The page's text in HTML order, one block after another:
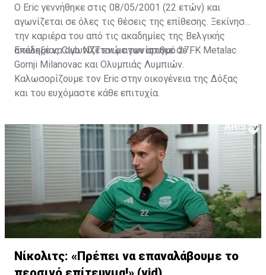
Ο Eric γεννήθηκε στις 08/05/2001 (22 ετών) και
αγωνίζεται σε όλες τις θέσεις της επίθεσης. Ξεκίνησε
την καριέρα του από τις ακαδημίες της Βελγικής
ακαδημίας Club NXT ενώ αγωνίστηκε σε FK Metalac
Gornji Milanovac και Ολυμπιάς Λυμπιών.
Επέλεξε να αγωνίζεται με τον αριθμό 27.
Καλωσορίζουμε τον Eric στην οικογένεια της Δόξας
και του ευχόμαστε κάθε επιτυχία.
Νίκολιτς: «Πρέπει να επαναλάβουμε το